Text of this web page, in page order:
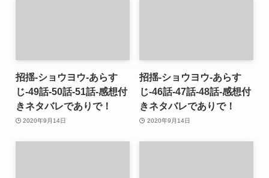
招揺-ショウヨウ-あらす
じ-49話-50話-51話-感想付
きネタバレでありで！
2020年9月14日
招揺-ショウヨウ-あらす
じ-46話-47話-48話-感想付
きネタバレでありで！
2020年9月14日